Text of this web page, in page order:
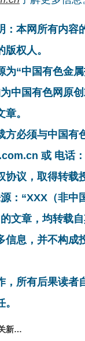
：本网所有内容
权人。
为“中国有色金
中国有色网原
。
方必须与中国有
或 电话：
协议，取得转载
：“XXX（非中
文章，均转载
信息，并不构成
，所有后果读者
兴趣